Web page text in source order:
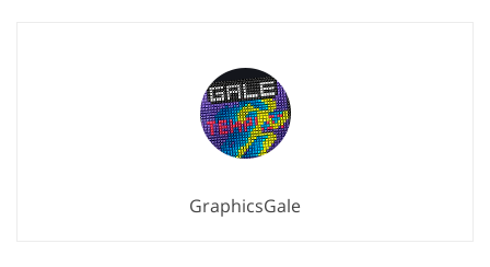
GraphicsGale